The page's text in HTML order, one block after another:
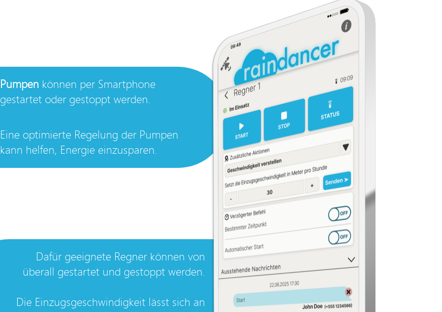
Pumpenkönnen per Smartphone
gestartet oder gestoppt werden.
Eine optimierte Regelung der Pumpen
kann helfen, Energie einzusparen.
Dafür geeignete Regner können von
überall gestartet und gestoppt werden.
Die Einzugsgeschwindigkeit lässt sich an